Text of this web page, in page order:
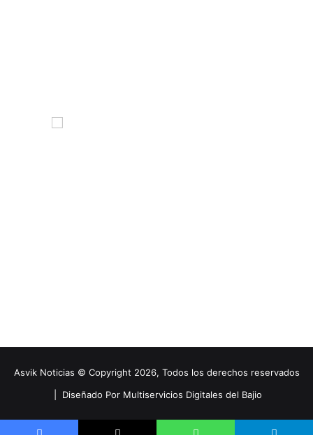
Asvik Noticias © Copyright 2026, Todos los derechos reservados
Diseñado Por Multiservicios Digitales del Bajio